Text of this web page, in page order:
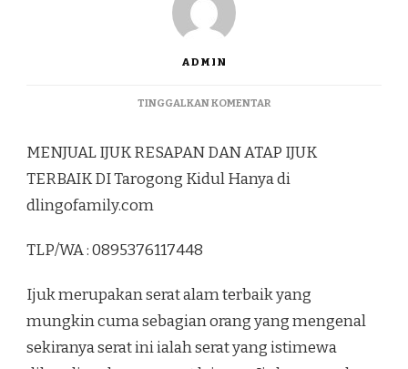
ADMIN
TINGGALKAN KOMENTARPADA
RESAPAN
DAN
MENJUAL IJUK RESAPAN DAN ATAP IJUK
TERBAIK DI Tarogong Kidul Hanya di
dlingofamily.com
TLP/WA : 0895376117448
Ijuk merupakan serat alam terbaik yang
mungkin cuma sebagian orang yang mengenal
sekiranya serat ini ialah serat yang istimewa